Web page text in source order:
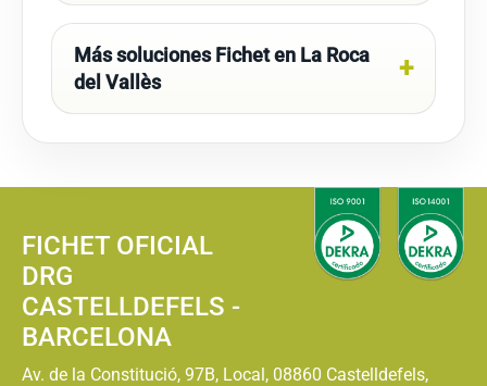
Más soluciones Fichet en La Roca
del Vallès
FICHET OFICIAL
DRG
CASTELLDEFELS -
BARCELONA
Av. de la Constitució, 97B, Local, 08860 Castelldefels,